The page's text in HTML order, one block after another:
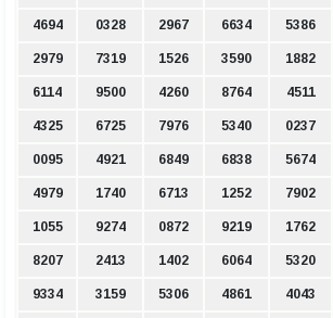
4694 0328 2967 6634 5386
2979 7319 1526 3590 1882
6114 9500 4260 8764 4511
4325 6725 7976 5340 0237
0095 4921 6849 6838 5674
4979 1740 6713 1252 7902
1055 9274 0872 9219 1762
8207 2413 1402 6064 5320
9334 3159 5306 4861 4043